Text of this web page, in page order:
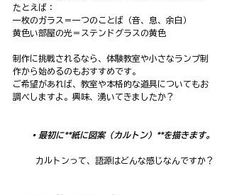
たとえば：
一枚のガラス＝一つのことば（音、息、余白）
黄色い部屋の光＝ステンドグラスの黄色
制作に挑戦されるなら、体験教室や小さなランプ制
作から始めるのもおすすめです。
ご希望があれば、教室や本格的な道具についてもお
調べしますよ。興味、湧いてきましたか？
• 最初に**紙に図案（カルトン）**を描きます。
カルトンって、語源はどんな感じなんですか？